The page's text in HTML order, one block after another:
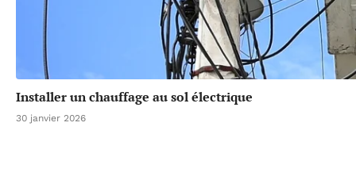
Installer un chauffage au sol électrique
30 janvier 2026